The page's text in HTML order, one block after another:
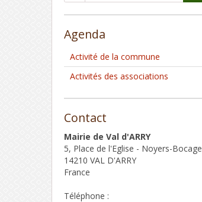
Agenda
Activité de la commune
Activités des associations
Contact
Mairie de Val d'ARRY
5, Place de l'Eglise - Noyers-Bocage
14210 VAL D'ARRY
France
Téléphone :